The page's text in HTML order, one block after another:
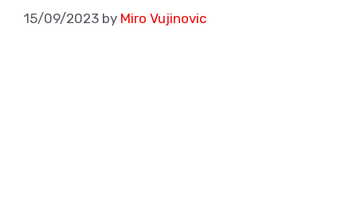
15/09/2023 by Miro Vujinovic